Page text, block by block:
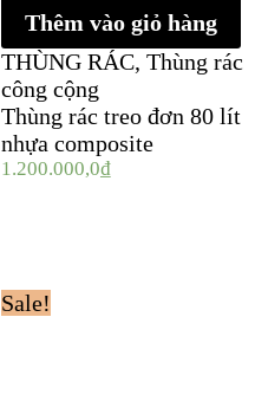
Thêm vào giỏ hàng
THÙNG RÁC, Thùng rác
công cộng
Thùng rác treo đơn 80 lít
nhựa composite
1.200.000,0₫
Sale!